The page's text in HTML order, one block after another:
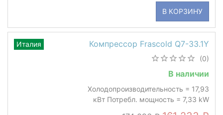
В КОРЗИНУ
Компрессор Frascold Q7-33.1Y
(0)
В наличии
Холодопроизводительность = 17,93
кВт Потребл. мощность = 7,33 kW
Италия